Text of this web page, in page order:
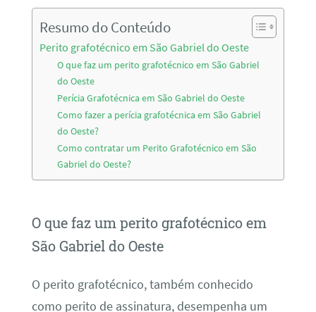
Resumo do Conteúdo
Perito grafotécnico em São Gabriel do Oeste
O que faz um perito grafotécnico em São Gabriel
do Oeste
Perícia Grafotécnica em São Gabriel do Oeste
Como fazer a perícia grafotécnica em São Gabriel
do Oeste?
Como contratar um Perito Grafotécnico em São
Gabriel do Oeste?
O que faz um perito grafotécnico em
São Gabriel do Oeste
O perito grafotécnico, também conhecido
como perito de assinatura, desempenha um